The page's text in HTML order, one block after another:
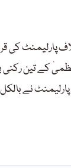
کی
کے تین رکنی
نے